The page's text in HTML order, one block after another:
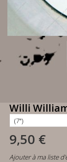
Willi
9,50 €
Ajouter à ma liste